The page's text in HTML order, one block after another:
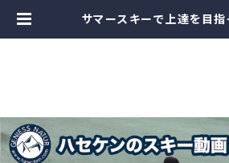
サマースキーで上達を目指